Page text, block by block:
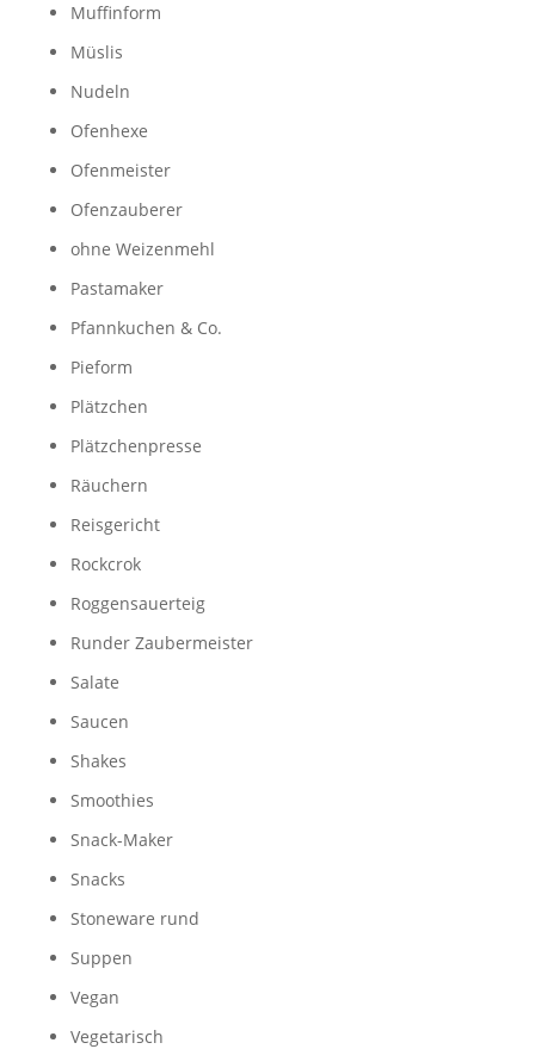
Muffinform
Müslis
Nudeln
Ofenhexe
Ofenmeister
Ofenzauberer
ohne Weizenmehl
Pastamaker
Pfannkuchen & Co.
Pieform
Plätzchen
Plätzchenpresse
Räuchern
Reisgericht
Rockcrok
Roggensauerteig
Runder Zaubermeister
Salate
Saucen
Shakes
Smoothies
Snack-Maker
Snacks
Stoneware rund
Suppen
Vegan
Vegetarisch